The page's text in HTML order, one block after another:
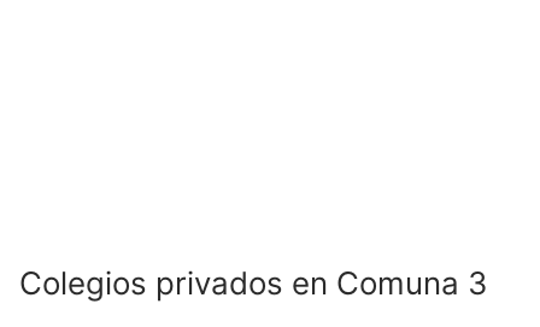
Colegios privados en Comuna 3